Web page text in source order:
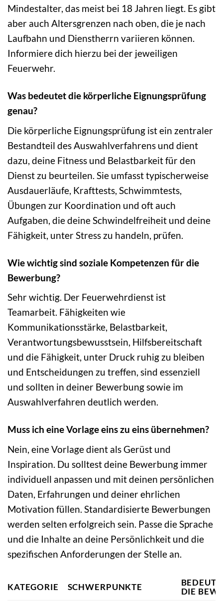
Mindestalter, das meist bei 18 Jahren liegt. Es gibt
aber auch Altersgrenzen nach oben, die je nach
Laufbahn und Dienstherrn variieren können.
Informiere dich hierzu bei der jeweiligen
Feuerwehr.
Was bedeutet die körperliche Eignungsprüfung
genau?
Die körperliche Eignungsprüfung ist ein zentraler
Bestandteil des Auswahlverfahrens und dient
dazu, deine Fitness und Belastbarkeit für den
Dienst zu beurteilen. Sie umfasst typischerweise
Ausdauerläufe, Krafttests, Schwimmtests,
Übungen zur Koordination und oft auch
Aufgaben, die deine Schwindelfreiheit und deine
Fähigkeit, unter Stress zu handeln, prüfen.
Wie wichtig sind soziale Kompetenzen für die
Bewerbung?
Sehr wichtig. Der Feuerwehrdienst ist
Teamarbeit. Fähigkeiten wie
Kommunikationsstärke, Belastbarkeit,
Verantwortungsbewusstsein, Hilfsbereitschaft
und die Fähigkeit, unter Druck ruhig zu bleiben
und Entscheidungen zu treffen, sind essenziell
und sollten in deiner Bewerbung sowie im
Auswahlverfahren deutlich werden.
Muss ich eine Vorlage eins zu eins übernehmen?
Nein, eine Vorlage dient als Gerüst und
Inspiration. Du solltest deine Bewerbung immer
individuell anpassen und mit deinen persönlichen
Daten, Erfahrungen und deiner ehrlichen
Motivation füllen. Standardisierte Bewerbungen
werden selten erfolgreich sein. Passe die Sprache
und die Inhalte an deine Persönlichkeit und die
spezifischen Anforderungen der Stelle an.
KATEGORIE SCHWERPUNKTE
DIE